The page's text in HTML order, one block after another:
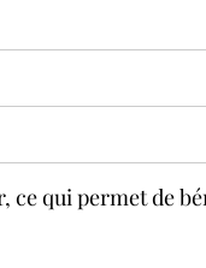
ce qui permet de